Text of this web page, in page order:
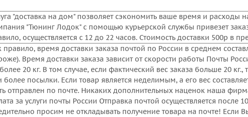
"доставка на дом" позволяет сэкономить ваше время и расходы
"Тюнинг Лодок" с помощью курьерской службы привезет
осуществляется c 12 до 22 часов. Стоимость доставки 500р в
правило, время доставки заказа почтой по России в среднем
Время доставки заказа зависит от скорости работы Почты
20 кг. В том случае, если фактический вес заказа больше 20
более посылки. Если товар является неделимым, а его вес
отправлен по почте. Никаких дополнительных наценок наша
за услуги почты России Отправка почтой осуществляется после
просим не откладывать получение товара на почте! Если